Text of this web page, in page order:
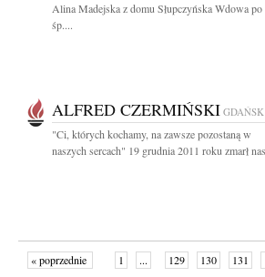
Alina Madejska z domu Słupczyńska Wdowa po
śp....
ALFRED CZERMIŃSKI GDAŃSK
"Ci, których kochamy, na zawsze pozostaną w
naszych sercach" 19 grudnia 2011 roku zmarł
« poprzednie 1 ... 129 130 131